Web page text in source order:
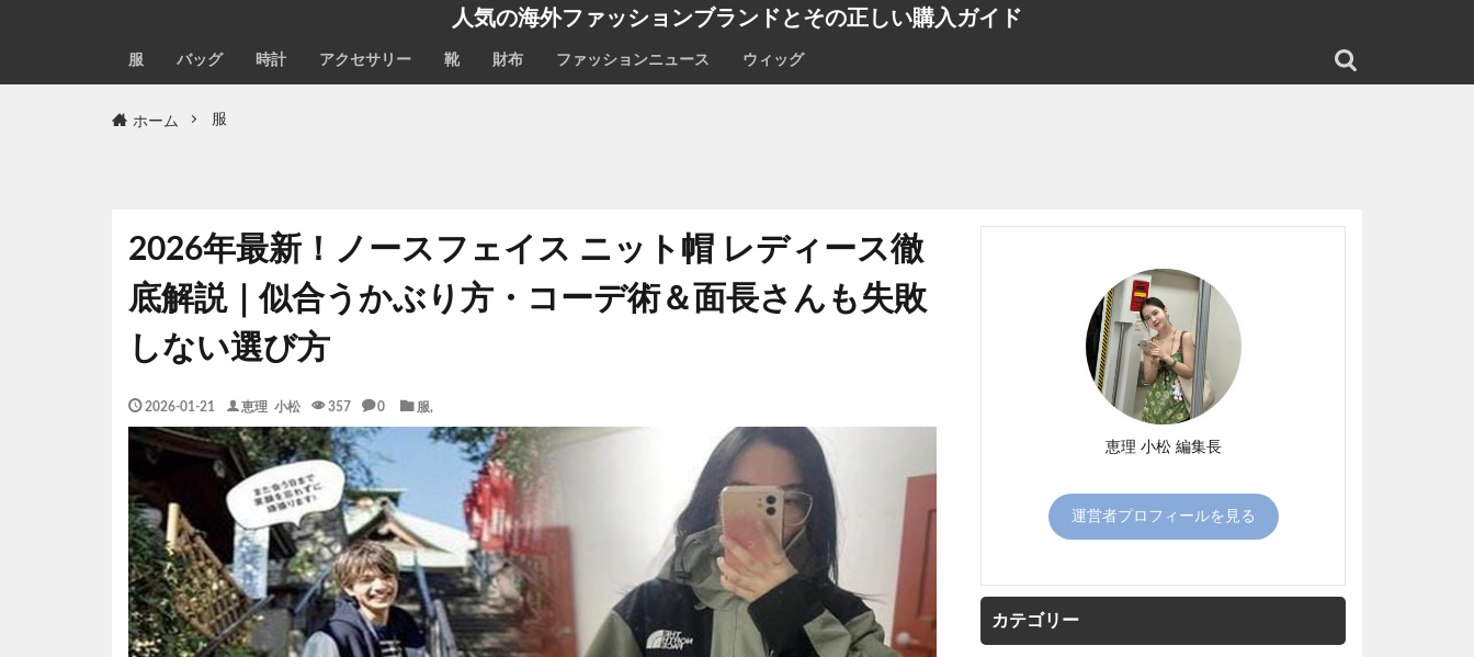
人気の海外ファッションブランドとその正しい購入ガイド
服 バッグ 時計 アクセサリー 靴 財布 ファッションニュース ウィッグ
ホーム 服
2026年最新！ノースフェイス ニット帽 レディース徹
底解説｜似合うかぶり方・コーデ術＆面長さんも失敗
しない選び方
2026-01-21 恵理 小松 357 0 服
恵理 小松 編集長
運営者プロフィールを見る
カテゴリー